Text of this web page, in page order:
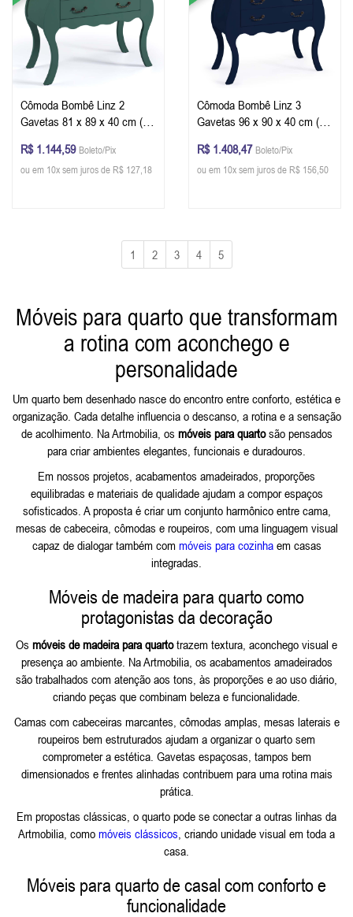
Cômoda Bombê Linz 2
Gavetas 81 x 89 x 40 cm (A
Imbuia Glazer
R$ 1.144,59 Boleto/Pix
ou em 10x sem juros de R$ 127,18
Cômoda Bombê Linz 3
Gavetas 96 x 90 x 40 cm (A
Imbuia Glazer
R$ 1.408,47 Boleto/Pix
ou em 10x sem juros de R$ 156,50
1 2 3 4 5
Móveis para quarto que transformam
a rotina com aconchego e
personalidade
Um quarto bem desenhado nasce do encontro entre conforto, estética e
organização. Cada detalhe influencia o descanso, a rotina e a sensação
de acolhimento. Na Artmobilia, os móveis para quartosão pensados
para criar ambientes elegantes, funcionais e duradouros.
Em nossos projetos, acabamentos amadeirados, proporções
equilibradas e materiais de qualidade ajudam a compor espaços
sofisticados. A proposta é criar um conjunto harmônico entre cama,
mesas de cabeceira, cômodas e roupeiros, com uma linguagem visual
capaz de dialogar também com móveis para cozinhaem casas
integradas.
Móveis de madeira para quarto como
protagonistas da decoração
Os móveis de madeira para quartotrazem textura, aconchego visual e
presença ao ambiente. Na Artmobilia, os acabamentos amadeirados
são trabalhados com atenção aos tons, às proporções e ao uso diário,
criando peças que combinam beleza e funcionalidade.
Camas com cabeceiras marcantes, cômodas amplas, mesas laterais e
roupeiros bem estruturados ajudam a organizar o quarto sem
comprometer a estética. Gavetas espaçosas, tampos bem
dimensionados e frentes alinhadas contribuem para uma rotina mais
prática.
Em propostas clássicas, o quarto pode se conectar a outras linhas da
Artmobilia, como móveis clássicos , criando unidade visual em toda a
casa.
Móveis para quarto de casal com conforto e
funcionalidade